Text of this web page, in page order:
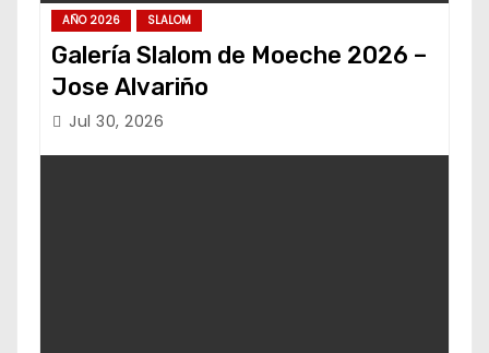
AÑO 2026 SLALOM
Galería Slalom de Moeche 2026 –
Jose Alvariño
Jul 30, 2026